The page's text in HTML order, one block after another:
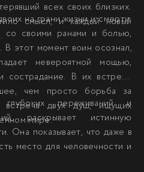
всех своих близких.
смысл, и каждый новый
на грани жизни и смерти.
со своими ранами и болью,
В этот момент воин осознал,
невероятной мощью,
сострадание. В их встрече
чем просто борьба за
двух душ, ищущих
мире.
переживаний и
раскрывает истинную
Она показывает, что даже в
место для человечности и